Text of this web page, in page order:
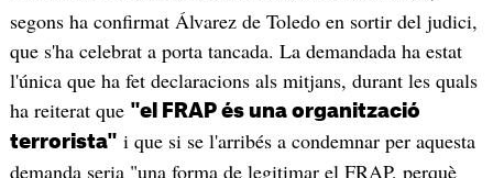
segons ha confirmat Álvarez de Toledo en sortir del judici,
que s'ha celebrat a porta tancada. La demandada ha estat
l'única que ha fet declaracions als mitjans, durant les quals
ha reiterat que "el FRAP és una organització
terrorista" i que si se l'arribés a condemnar per aquesta
demanda seria "una forma de legitimar el FRAP, perquè